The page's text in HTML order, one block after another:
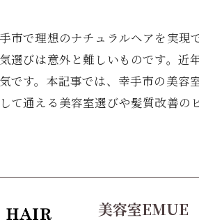
市で理想のナチュラルヘアを実現
選びは意外と難しいものです。
です。本記事では、幸手市の美
て通える美容室選びや髪質改善の
美容室EMUE